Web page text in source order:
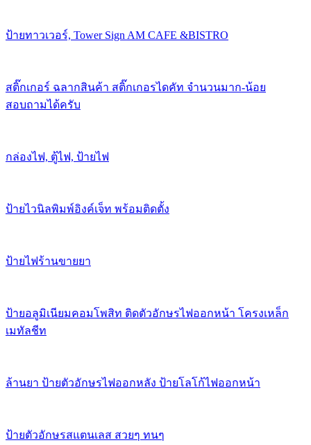
ป้ายทาวเวอร์, Tower Sign AM CAFE &BISTRO
สติ๊กเกอร์ ฉลากสินค้า สติ๊กเกอรไดคัท จำนวนมาก-น้อย
สอบถามได้ครับ
กล่องไฟ, ตู้ไฟ, ป้ายไฟ
ป้ายไวนิลพิมพ์อิงค์เจ็ท พร้อมติดตั้ง
ป้ายไฟร้านขายยา
ป้ายอลูมิเนียมคอมโพสิท ติดตัวอักษรไฟออกหน้า โครงเหล็ก
เมทัลชีท
ล้านยา ป้ายตัวอักษรไฟออกหลัง ป้ายโลโก้ไฟออกหน้า
ป้ายตัวอักษรสแตนเลส สวยๆ ทนๆ